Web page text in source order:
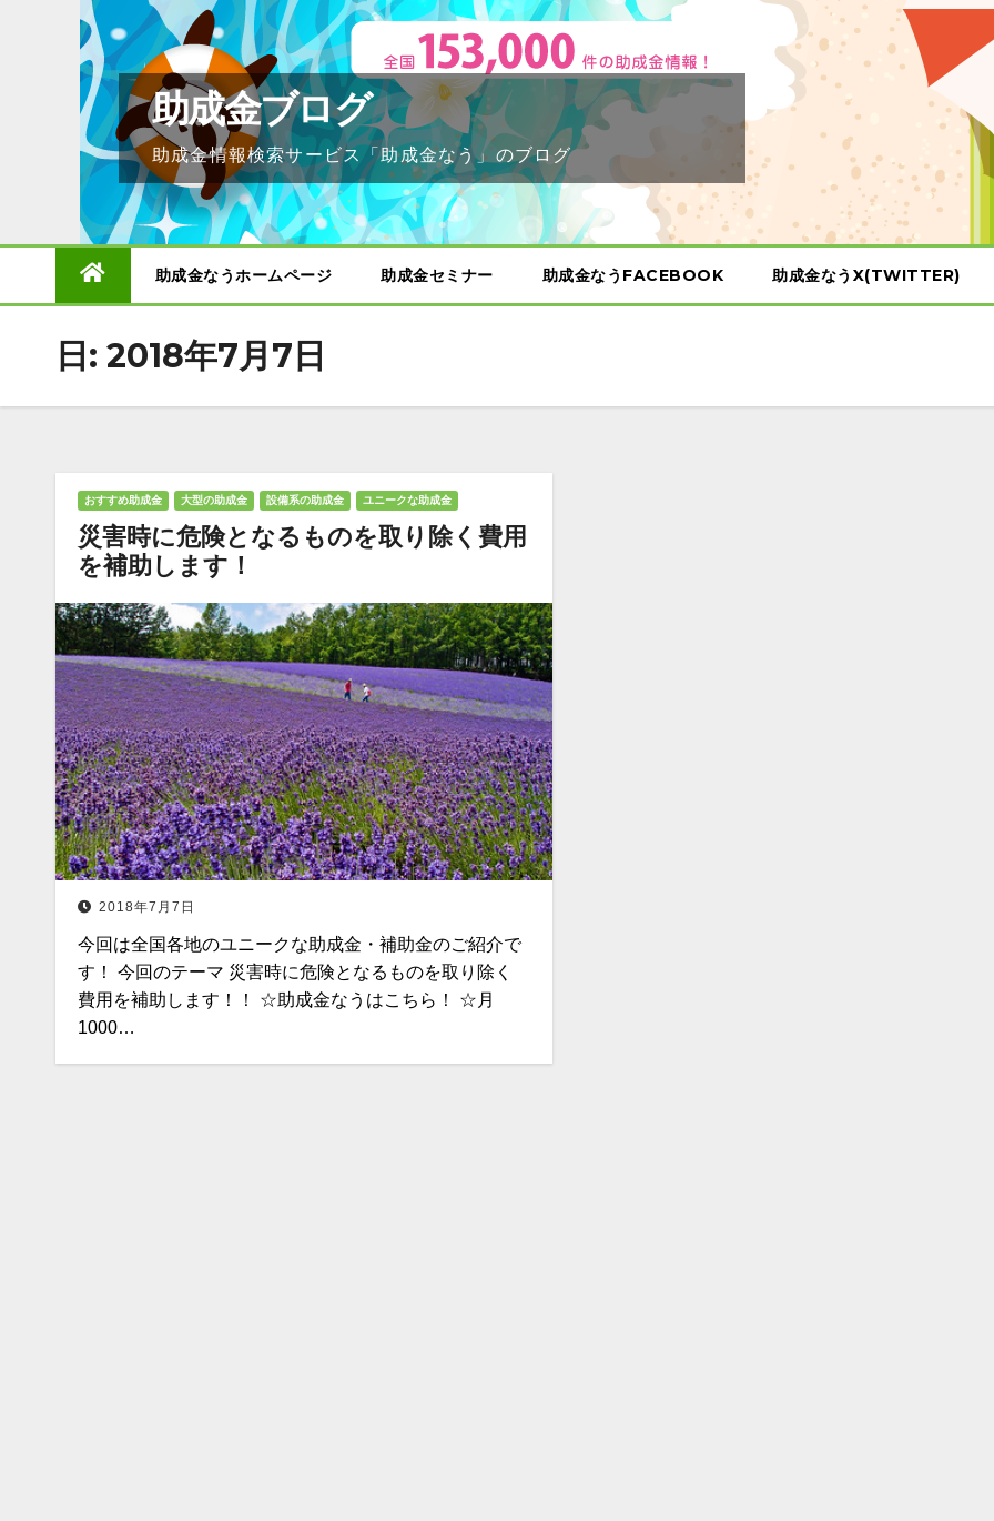
助成金ブログ
助成金情報検索サービス「助成金なう」のブログ
助成金なうホームページ 助成金セミナー 助成金なうFACEBOOK 助成金なうX(TWITTER)
日: 2018年7月7日
おすすめ助成金 大型の助成金 設備系の助成金 ユニークな助成金
災害時に危険となるものを取り除く費用
を補助します！
2018年7月7日
今回は全国各地のユニークな助成金・補助金のご紹介で
す！ 今回のテーマ 災害時に危険となるものを取り除く
費用を補助します！！ ☆助成金なうはこちら！ ☆月
1000…